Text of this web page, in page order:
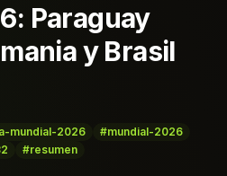
Paraguay
y Brasil
mundial-2026
#mundial-2026
#resumen